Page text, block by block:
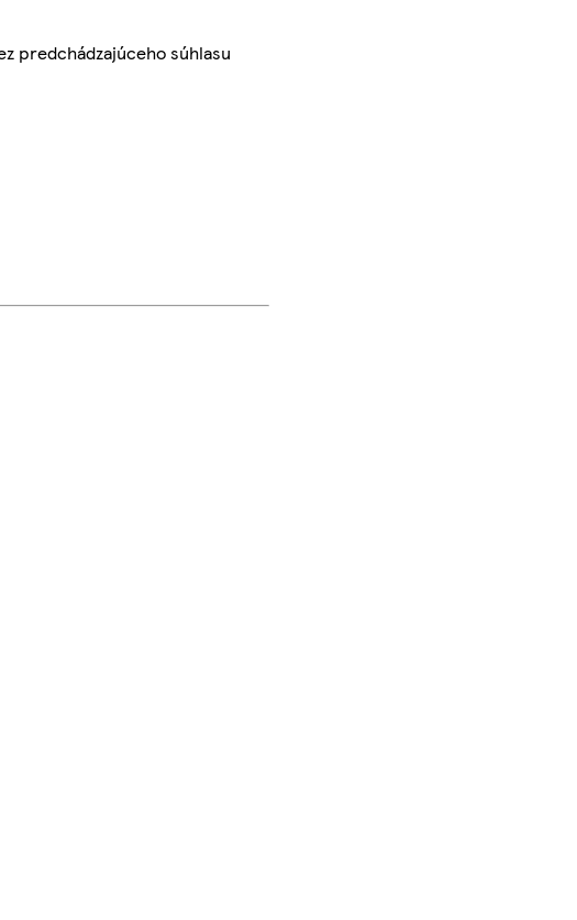
predchádzajúceho súhlasu